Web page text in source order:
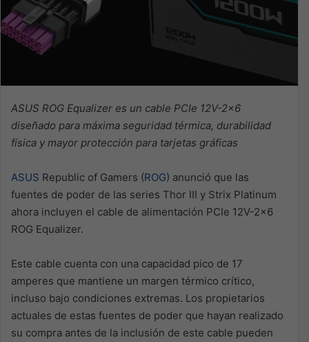
ASUS ROG Equalizer es un cable PCIe 12V-2×6
diseñado para máxima seguridad térmica, durabilidad
física y mayor protección para tarjetas gráficas
ASUS Republic of Gamers (ROG) anunció que las
fuentes de poder de las series Thor III y Strix Platinum
ahora incluyen el cable de alimentación PCIe 12V-2×6
ROG Equalizer.
Este cable cuenta con una capacidad pico de 17
amperes que mantiene un margen térmico crítico,
incluso bajo condiciones extremas. Los propietarios
actuales de estas fuentes de poder que hayan realizado
su compra antes de la inclusión de este cable pueden